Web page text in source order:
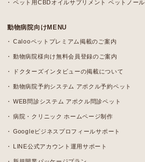
ペット用CBDオイルサプリメント ペットノール
動物病院向けMENU
Calooペットプレミアム掲載のご案内
動物病院様向け無料会員登録のご案内
ドクターズインタビューの掲載について
動物病院予約システム アポクル予約ペット
WEB問診システム アポクル問診ペット
病院・クリニック ホームページ制作
Googleビジネスプロフィールサポート
LINE公式アカウント運用サポート